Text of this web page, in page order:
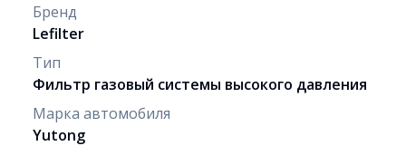
Бренд
Lefilter
Тип
Фильтр газовый системы высокого давления
Марка автомобиля
Yutong